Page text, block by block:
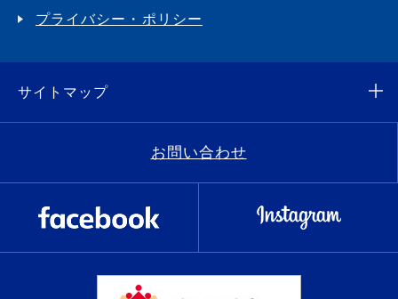
プライバシー・ポリシー
サイトマップ
お問い合わせ